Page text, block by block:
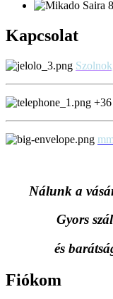
Kapcsolat
Nálunk a
Gyors
és
Fiókom